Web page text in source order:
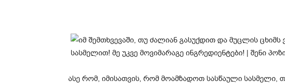
ასე რომ, იმისათვის, რომ მოამზადოთ სასწაული სასმელი,